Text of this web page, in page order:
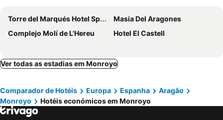
Torre del Marqués Hotel Spa & Winery - Small Luxury Hotels
Masia Del Aragones
Complejo Molí de L'Hereu
Hotel El Castell
Ver todas as estadias em Monroyo
Comparador de Hotéis Europa Espanha
Aragão
Monroyo
Hotéis económicos em Monroyo